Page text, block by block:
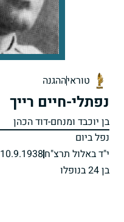
טוראיההגנה
נפתלי-חיים רייך
בן יוכבד ומנחם-דוד הכהן
נפל ביום
י"ד באלול תרצ"ח10.9.1938
בן 24 בנופלו